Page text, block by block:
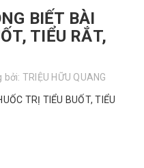
BIẾT BÀI
TIỂU RẮT,
TRIỆU HỮU QUANG
TRỊ TIỂU BUỐT, TIỂU